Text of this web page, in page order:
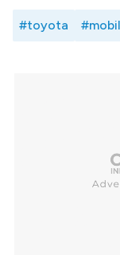
#toyota